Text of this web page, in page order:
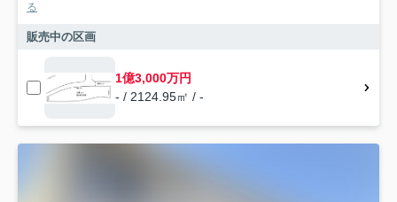
る
販売中の区画
1億3,000万円
- / 2124.95㎡ / -